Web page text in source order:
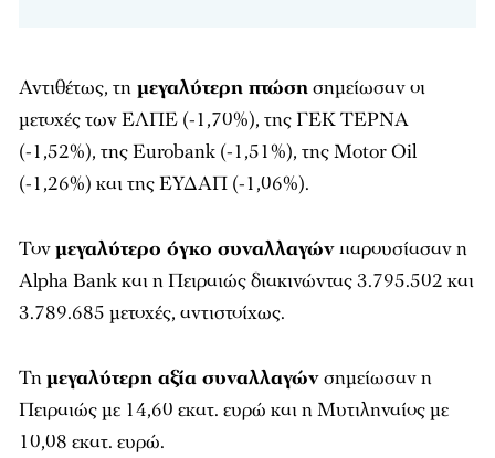
Αντιθέτως, τη μεγαλύτερη πτώσησημείωσαν οι
μετοχές των ΕΛΠΕ (-1,70%), της ΓΕΚ ΤΕΡΝΑ
(-1,52%), της Eurobank (-1,51%), της Motor Oil
(-1,26%) και της ΕΥΔΑΠ (-1,06%).
Τονμεγαλύτερο όγκο συναλλαγώνπαρουσίασαν η
Alpha Bank και η Πειραιώς διακινώντας 3.795.502 και
3.789.685 μετοχές, αντιστοίχως.
Τημεγαλύτερη αξία συναλλαγώνσημείωσαν η
Πειραιώς με 14,60 εκατ. ευρώ και η Μυτιληναίος με
10,08 εκατ. ευρώ.